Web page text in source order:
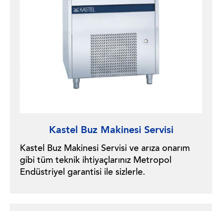
Kastel Buz Makinesi Servisi
Kastel Buz Makinesi Servisi ve arıza onarım
gibi tüm teknik ihtiyaçlarınız Metropol
Endüstriyel garantisi ile sizlerle.